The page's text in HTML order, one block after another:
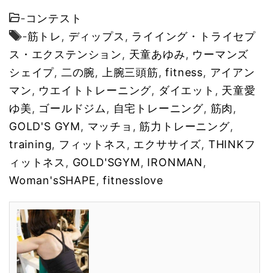
-コンテスト
-筋トレ, ディップス, ライイング・トライセプ
ス・エクステンション, 天童あゆみ, ウーマンズ
シェイプ, 二の腕, 上腕三頭筋,fitness, アイアン
マン, ウエイトトレーニング, ダイエット , 天童愛
ゆ美, ゴールドジム, 自宅トレーニング, 筋肉,
GOLD'S GYM, マッチョ ,筋力トレーニング,
training, フィットネス, エクササイズ, THINKフ
ィットネス, GOLD'SGYM, IRONMAN,
Woman'sSHAPE,fitnesslove